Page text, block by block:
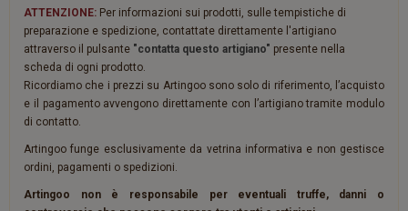
ATTENZIONE: Per informazioni sui prodotti, sulle tempistiche di
preparazione e spedizione, contattate direttamente l'artigiano
attraverso il pulsante "contatta questo artigiano" presente nella
scheda di ogni prodotto.
Ricordiamo che i prezzi su Artingoo sono solo di riferimento, l’acquisto
e il pagamento avvengono direttamente con l’artigiano tramite modulo
di contatto.
Artingoo funge esclusivamente da vetrina informativa e non gestisce
ordini, pagamenti o spedizioni.
Artingoo non è responsabile per eventuali truffe, danni o